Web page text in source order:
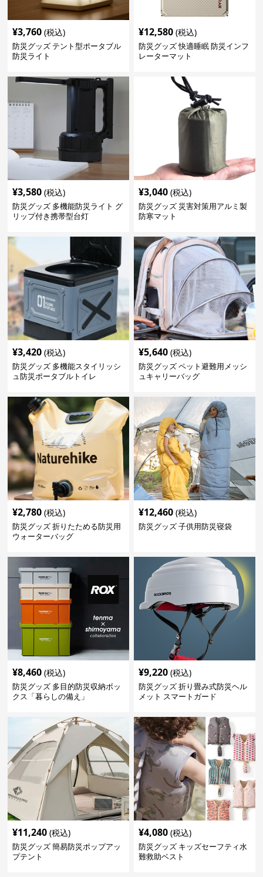
¥3,760 (税込)
防災グッズ テント型ポータブル
防災ライト
¥12,580 (税込)
防災グッズ 快適睡眠 防災インフ
レーターマット
¥3,580 (税込)
防災グッズ 多機能防災ライト グ
リップ付き携帯型台灯
¥3,040 (税込)
防災グッズ 災害対策用アルミ製
防寒マット
¥3,420 (税込)
防災グッズ 多機能スタイリッシ
ュ防災ポータブルトイレ
¥5,640 (税込)
防災グッズ ペット避難用メッシ
ュキャリーバッグ
¥2,780 (税込)
防災グッズ 折りたためる防災用
ウォーターバッグ
¥12,460 (税込)
防災グッズ 子供用防災寝袋
¥8,460 (税込)
防災グッズ 多目的防災収納ボッ
クス「暮らしの備え」
¥9,220 (税込)
防災グッズ 折り畳み式防災ヘル
メット スマートガード
¥11,240 (税込)
防災グッズ 簡易防災ポップアッ
プテント
¥4,080 (税込)
防災グッズ キッズセーフティ水
難救助ベスト